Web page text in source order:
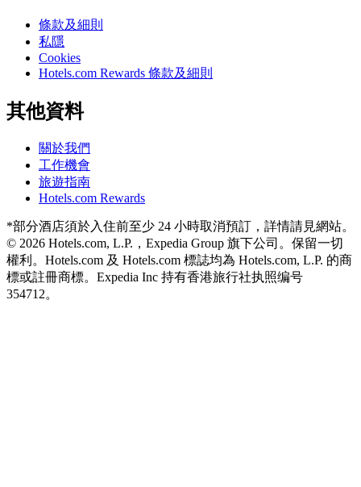
條款及細則
私隱
Cookies
Hotels.com Rewards 條款及細則
其他資料
關於我們
工作機會
旅遊指南
Hotels.com Rewards
*部分酒店須於入住前至少 24 小時取消預訂，詳情請見網站。
© 2026 Hotels.com, L.P.，Expedia Group 旗下公司。保留一切
權利。Hotels.com 及 Hotels.com 標誌均為 Hotels.com, L.P. 的商
標或註冊商標。 Expedia Inc 持有香港旅行社执照编号
354712。